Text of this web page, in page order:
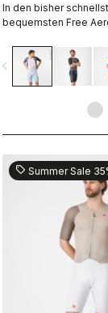
In den bisher
bequemsten Free
Tragekomfort und
miteinander.
sell Summer Sale